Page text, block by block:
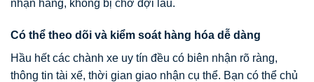
nhận hàng, không bị chờ đợi lâu.
Có thể theo dõi và kiểm soát hàng hóa dễ dàng
Hầu hết các chành xe uy tín đều có biên nhận rõ ràng,
thông tin tài xế, thời gian giao nhận cụ thể. Bạn có thể chủ